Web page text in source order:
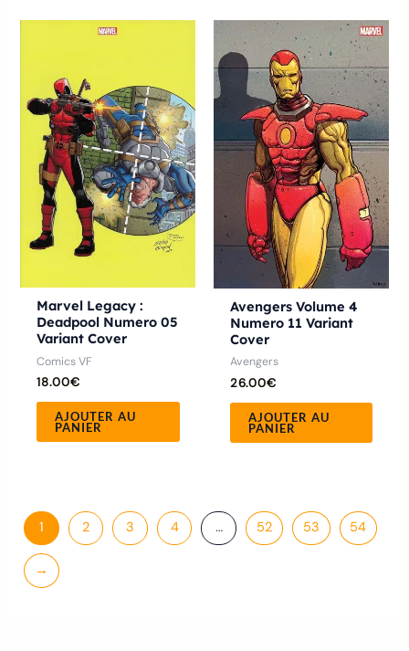
Marvel Legacy :
Deadpool Numero 05
Variant Cover
Comics VF
18.00€
AJOUTER AU
PANIER
Avengers Volume 4
Numero 11 Variant
Cover
Avengers
26.00€
AJOUTER AU
PANIER
1 2 3 4 … 52 53 54
→